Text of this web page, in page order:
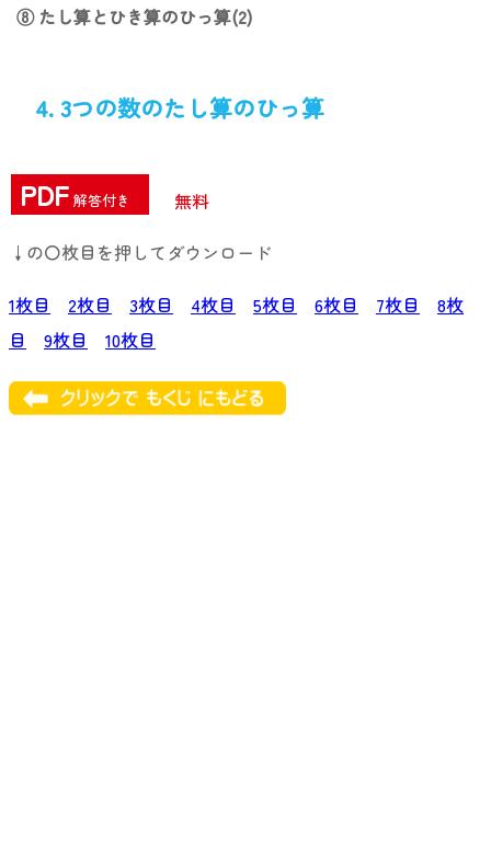
⑧ たし算とひき算のひっ算(2)
4. 3つの数のたし算のひっ算
PDF 解答付き
無料
↓の〇枚目を押してダウンロード
1枚目
2枚目 3枚目 4枚目 5枚目 6枚目 7枚目
8枚
目
9枚目 10枚目